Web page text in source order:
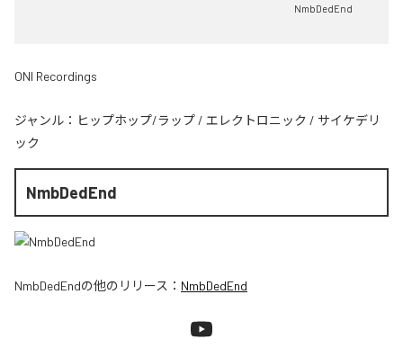
NmbDedEnd
ONI Recordings
ジャンル： ヒップホップ/ラップ / エレクトロニック / サイケデリ
ック
NmbDedEnd
NmbDedEndの他のリリース： NmbDedEnd